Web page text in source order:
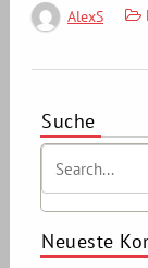
AlexS
Suche
Neueste